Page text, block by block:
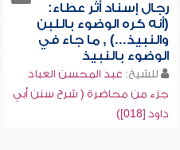
رجال إسناد أثر عطاء:
(أنه كره الوضوء باللبن
والنبيذ...) , ما جاء في
الوضوء بالنبيذ
للشيخ: عبد المحسن العباد
جزء من محاضرة ( شرح سنن أبي
داود [018])